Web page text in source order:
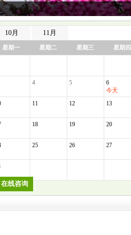
10月 11月
星期一 星期二 星期三 星期四
4 5
6
今天
11 12 13
18 19 20
25 26 27
在线咨询